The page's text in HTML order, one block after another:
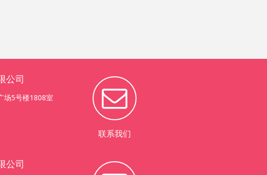
公司
场5号楼1808室
联系我们
公司